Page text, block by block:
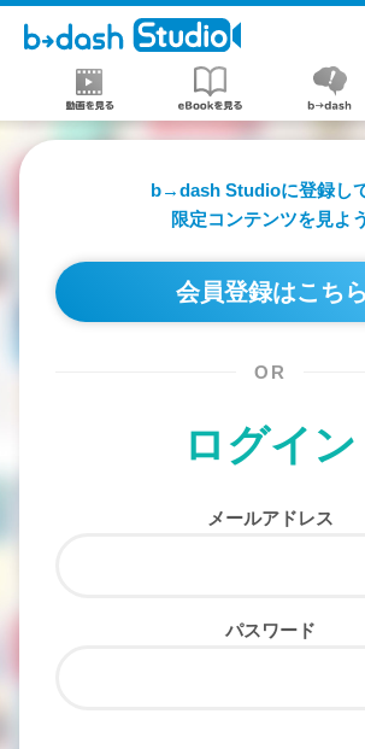
b→dash Studioに登録して
限定コンテンツを見よう
会員登録はこちら
OR
ログイン
メールアドレス
パスワード